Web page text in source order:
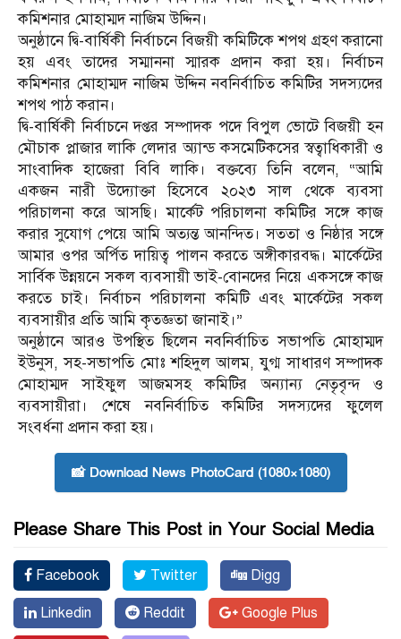
কমিশনার মোহাম্মদ নাজিম উদ্দিন।
অনুষ্ঠানে দ্বি-বার্ষিকী নির্বাচনে বিজয়ী কমিটিকে শপথ গ্রহণ করানো
হয় এবং তাদের সম্মাননা স্মারক প্রদান করা হয়। নির্বাচন
কমিশনার মোহাম্মদ নাজিম উদ্দিন নবনির্বাচিত কমিটির সদস্যদের
শপথ পাঠ করান।
দ্বি-বার্ষিকী নির্বাচনে দপ্তর সম্পাদক পদে বিপুল ভোটে বিজয়ী হন
মৌচাক প্লাজার লাকি লেদার অ্যান্ড কসমেটিকসের স্বত্বাধিকারী ও
সাংবাদিক হাজেরা বিবি লাকি। বক্তব্যে তিনি বলেন, “আমি
একজন নারী উদ্যোক্তা হিসেবে ২০২৩ সাল থেকে ব্যবসা
পরিচালনা করে আসছি। মার্কেট পরিচালনা কমিটির সঙ্গে কাজ
করার সুযোগ পেয়ে আমি অত্যন্ত আনন্দিত। সততা ও নিষ্ঠার সঙ্গে
আমার ওপর অর্পিত দায়িত্ব পালন করতে অঙ্গীকারবদ্ধ। মার্কেটের
সার্বিক উন্নয়নে সকল ব্যবসায়ী ভাই-বোনদের নিয়ে একসঙ্গে কাজ
করতে চাই। নির্বাচন পরিচালনা কমিটি এবং মার্কেটের সকল
ব্যবসায়ীর প্রতি আমি কৃতজ্ঞতা জানাই।”
অনুষ্ঠানে আরও উপস্থিত ছিলেন নবনির্বাচিত সভাপতি মোহাম্মদ
ইউনুস, সহ-সভাপতি মোঃ শহিদুল আলম, যুগ্ম সাধারণ সম্পাদক
মোহাম্মদ সাইফুল আজমসহ কমিটির অন্যান্য নেতৃবৃন্দ ও
ব্যবসায়ীরা। শেষে নবনির্বাচিত কমিটির সদস্যদের ফুলেল
সংবর্ধনা প্রদান করা হয়।
📸 Download News PhotoCard (1080×1080)
Please Share This Post in Your Social Media
Facebook Twitter Digg
Linkedin Reddit Google Plus